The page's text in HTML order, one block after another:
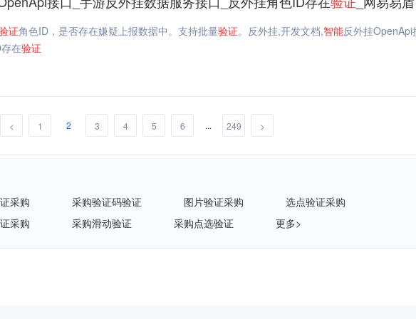
证角色ID，是否存在嫌疑上报数据中。支持批量验证。反外挂,开发文档,智能反外挂OpenApi
在验证
< 1 2 3 4 5 6 ... 249 >
采购 采购验证码验证 图片验证采购
选点验证采购
采购 采购滑动验证 采购点选验证 更多>